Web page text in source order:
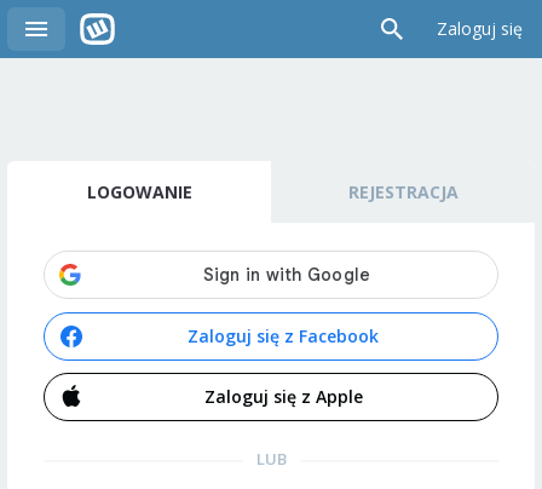
Zaloguj się
LOGOWANIE REJESTRACJA
Zaloguj się z Facebook
Zaloguj się z Apple
LUB